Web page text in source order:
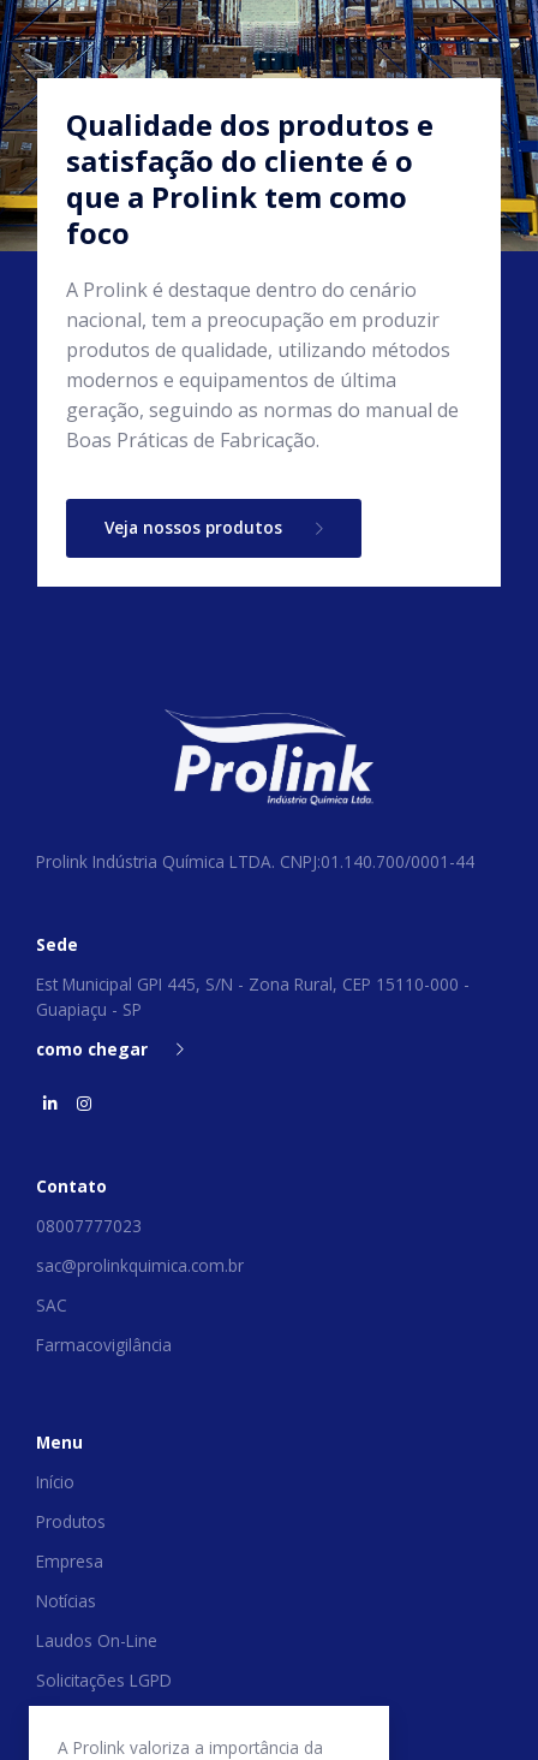
Qualidade dos produtos e
satisfação do cliente é o
que a Prolink tem como
foco
A Prolink é destaque dentro do cenário
nacional, tem a preocupação em produzir
produtos de qualidade, utilizando métodos
modernos e equipamentos de última
geração, seguindo as normas do manual de
Boas Práticas de Fabricação.
Veja nossos produtos
Prolink Indústria Química LTDA. CNPJ:01.140.700/0001-44
Sede
Est Municipal GPI 445, S/N - Zona Rural, CEP 15110-000 -
Guapiaçu - SP
como chegar
Contato
08007777023
sac@prolinkquimica.com.br
SAC
Farmacovigilância
Menu
Início
Produtos
Empresa
Notícias
Laudos On-Line
Solicitações LGPD
A Prolink valoriza a importância da